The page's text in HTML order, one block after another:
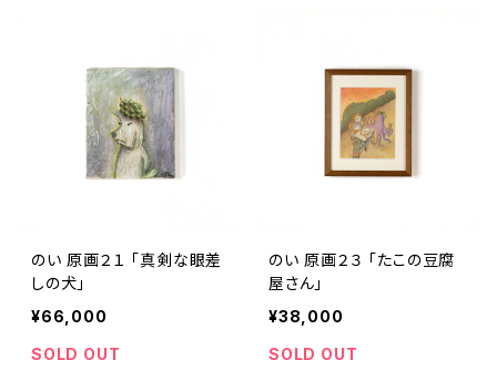
のい 原画２１ 「真剣な眼差
しの犬」
¥66,000
SOLD OUT
のい 原画２３ 「たこの豆腐
屋さん」
¥38,000
SOLD OUT